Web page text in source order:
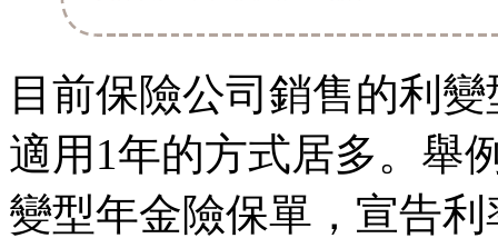
目前保險公司銷售的利
適用1年的方式居多。舉
變型年金險保單，宣告